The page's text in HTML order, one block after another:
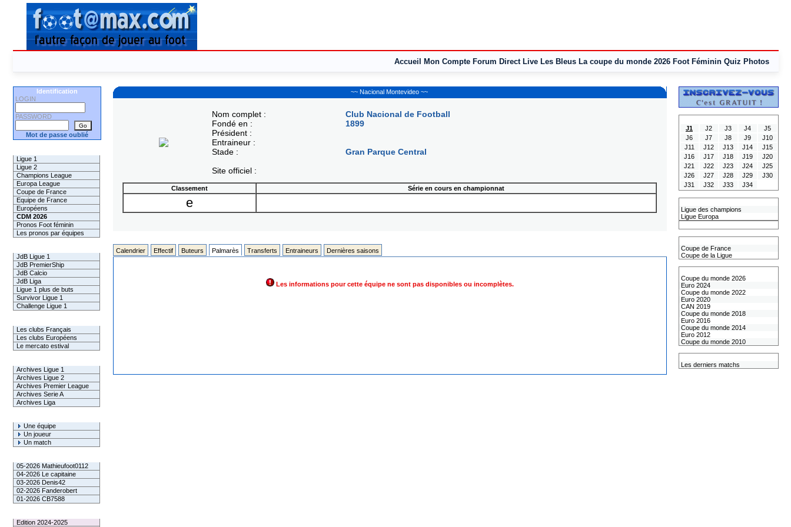
Accueil Mon Compte Forum Direct Live Les Bleus La coupe du monde 2026 Foot Féminin Quiz Photos
Identification
LOGIN
PASSWORD
Mot de passe oublié
Ligue 1
Ligue 2
Champions League
Europa League
Coupe de France
Equipe de France
Européens
CDM 2026
Pronos Foot féminin
Les pronos par équipes
JdB Ligue 1
JdB PremierShip
JdB Calcio
JdB Liga
Ligue 1 plus de buts
Survivor Ligue 1
Challenge Ligue 1
Les clubs Français
Les clubs Européens
Le mercato estival
Archives Ligue 1
Archives Ligue 2
Archives Premier League
Archives Serie A
Archives Liga
Une équipe
Un joueur
Un match
05-2026 Mathieufoot0112
04-2026 Le capitaine
03-2026 Denis42
02-2026 Fanderobert
01-2026 CB7588
Edition 2024-2025
~~ Nacional Montevideo ~~
Nom complet :
Fondé en :
Président :
Entraineur :
Stade :
Site officiel :
Club Nacional de Football
1899
Gran Parque Central
Classement Série en cours en championnat
e
Calendrier Effectif Buteurs Palmarès Transferts Entraineurs Dernières saisons
Les informations pour cette équipe ne sont pas disponibles ou incomplètes.
J1
J2 J3 J4
J5
J6
J7 J8 J9
J10
J11
J12 J13 J14
J15
J16
J17 J18 J19
J20
J21
J22 J23 J24
J25
J26
J27 J28 J29
J30
J31
J32 J33 J34
Ligue des champions
Ligue Europa
Coupe de France
Coupe de la Ligue
Coupe du monde 2026
Euro 2024
Coupe du monde 2022
Euro 2020
CAN 2019
Coupe du monde 2018
Euro 2016
Coupe du monde 2014
Euro 2012
Coupe du monde 2010
Les derniers matchs